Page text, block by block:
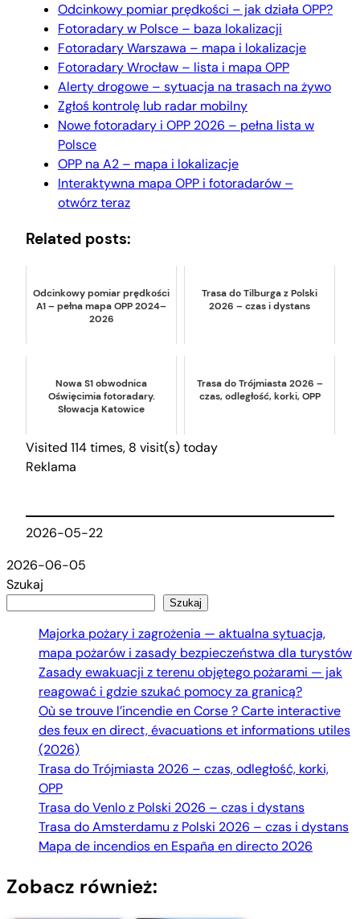
Odcinkowy pomiar prędkości – jak działa OPP?
Fotoradary w Polsce – baza lokalizacji
Fotoradary Warszawa – mapa i lokalizacje
Fotoradary Wrocław – lista i mapa OPP
Alerty drogowe – sytuacja na trasach na żywo
Zgłoś kontrolę lub radar mobilny
Nowe fotoradary i OPP 2026 – pełna lista w
Polsce
OPP na A2 – mapa i lokalizacje
Interaktywna mapa OPP i fotoradarów –
otwórz teraz
Related posts:
Odcinkowy pomiar prędkości
A1 – pełna mapa OPP 2024–
2026
Trasa do Tilburga z Polski
2026 – czas i dystans
Nowa S1 obwodnica
Oświęcimia fotoradary.
Słowacja Katowice
Trasa do Trójmiasta 2026 –
czas, odległość, korki, OPP
Visited 114 times, 8 visit(s) today
Reklama
2026-05-22
2026-06-05
Szukaj
Szukaj
Majorka pożary i zagrożenia — aktualna sytuacja,
mapa pożarów i zasady bezpieczeństwa dla turystów
Zasady ewakuacji z terenu objętego pożarami — jak
reagować i gdzie szukać pomocy za granicą?
Où se trouve l’incendie en Corse ? Carte interactive
des feux en direct, évacuations et informations utiles
(2026)
Trasa do Trójmiasta 2026 – czas, odległość, korki,
OPP
Trasa do Venlo z Polski 2026 – czas i dystans
Trasa do Amsterdamu z Polski 2026 – czas i dystans
Mapa de incendios en España en directo 2026
Zobacz również: